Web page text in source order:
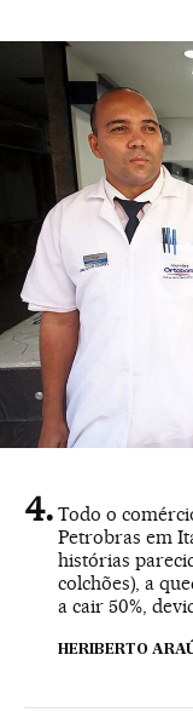
Todo o
Petrobras em
histórias
colchões), a
a cair 50%,
HERIBERTO